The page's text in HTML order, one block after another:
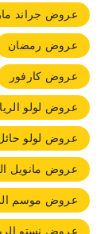
عروض جراند
عروض رمضان
عروض كارفور
عروض لولو
عروض لولو
عروض مانويل
عروض موسم
عروض نستو